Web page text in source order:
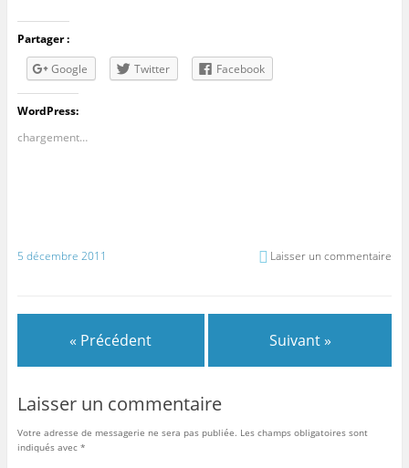
Partager :
Google
Twitter Facebook
WordPress:
chargement…
5 décembre 2011 Laisser un commentaire
« Précédent Suivant »
Laisser un commentaire
Votre adresse de messagerie ne sera pas publiée. Les champs obligatoires sont
indiqués avec *